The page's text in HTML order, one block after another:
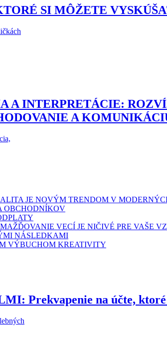
SI MÔŽETE
A INTERPRETÁCIE:
A
JE NOVÝM TRENDOM V
OBCHODNÍKOV
VECÍ JE NIČIVÉ PRE VAŠE
NÁSLEDKAMI
VÝBUCHOM KREATIVITY
Prekvapenie na účte,